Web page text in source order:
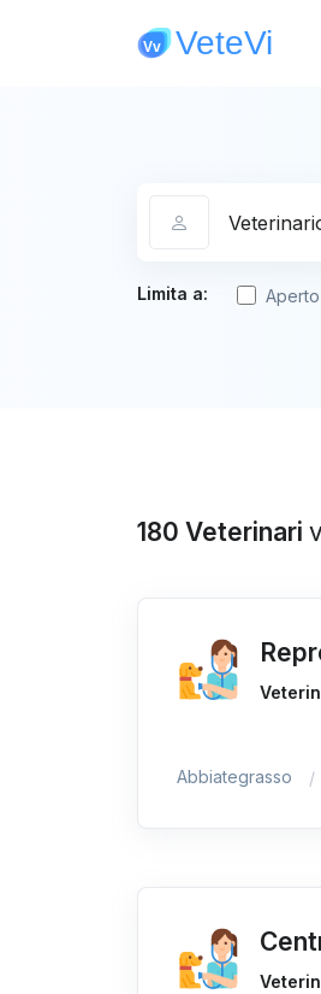
Limita a:
180 Veterinari
Abbiategrasso